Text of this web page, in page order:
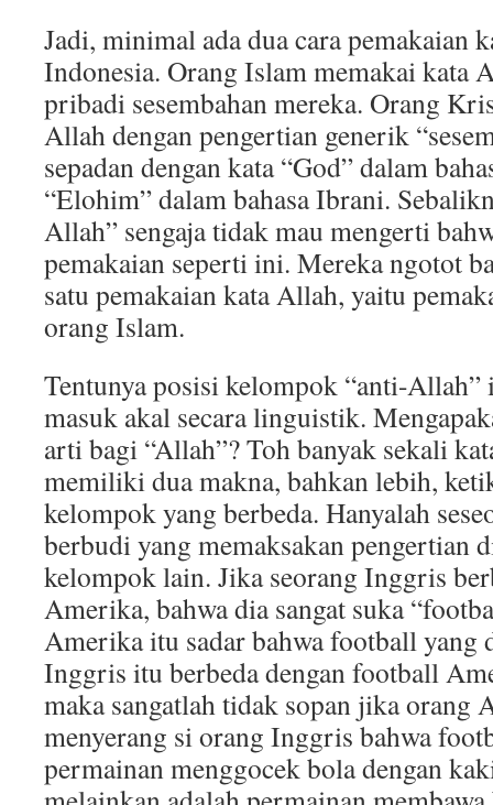
Jadi, minimal ada dua cara pemakaian
Indonesia. Orang Islam memakai kata
pribadi sesembahan mereka. Orang
Allah dengan pengertian generik
sepadan dengan kata “God” dalam
“Elohim” dalam bahasa Ibrani.
Allah” sengaja tidak mau mengerti
pemakaian seperti ini. Mereka ngotot
satu pemakaian kata Allah, yaitu
orang Islam.
Tentunya posisi kelompok “anti-Allah”
masuk akal secara linguistik.
arti bagi “Allah”? Toh banyak sekali
memiliki dua makna, bahkan lebih,
kelompok yang berbeda. Hanyalah
berbudi yang memaksakan pengertian
kelompok lain. Jika seorang Inggris
Amerika, bahwa dia sangat suka
Amerika itu sadar bahwa football yang
Inggris itu berbeda dengan football
maka sangatlah tidak sopan jika orang
menyerang si orang Inggris bahwa
permainan menggocek bola dengan